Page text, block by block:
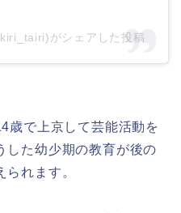
がシェアした投稿
歳で上京して芸能活動を
した幼少期の教育が後の
れます。